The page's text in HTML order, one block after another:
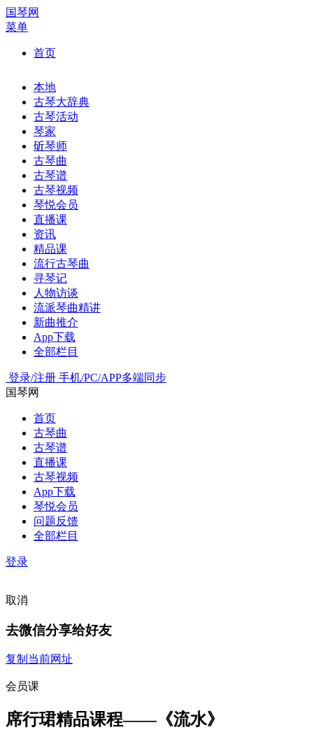
国琴网
菜单
首页
本地
古琴大辞典
古琴活动
琴家
斫琴师
古琴曲
古琴谱
古琴视频
琴悦会员
直播课
资讯
精品课
流行古琴曲
寻琴记
人物访谈
流派琴曲精讲
新曲推介
App下载
全部栏目
登录/注册 手机/PC/APP多端同步
国琴网
首页
古琴曲
古琴谱
直播课
古琴视频
App下载
琴悦会员
问题反馈
全部栏目
登录
取消
去微信分享给好友
复制当前网址
会员课
席行珺精品课程——《流水》